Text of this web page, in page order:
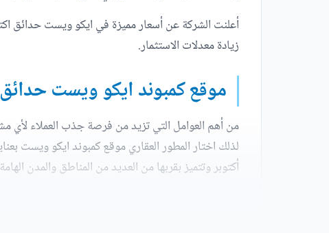
أعلنت الشركة عن أسعار مميزة في ايكو ويست حدائق
زيادة معدلات الاستثمار.
موقع كمبوند ايكو ويست حدائق
من أهم العوامل التي تزيد من فرصة جذب العملاء لأي
أكتوبر وتتميز بقربها من العديد من المناطق والمدن